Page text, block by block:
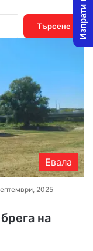
Т
ъ
н
е
з
:
Евала
2025
на